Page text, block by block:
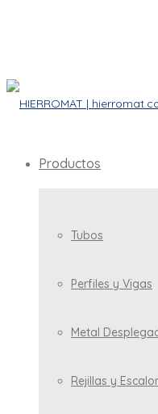
Productos
Tubos
Perfiles y Vigas
Metal
Rejillas y